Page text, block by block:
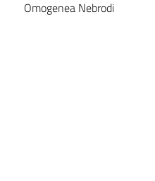
Omogenea Nebrodi